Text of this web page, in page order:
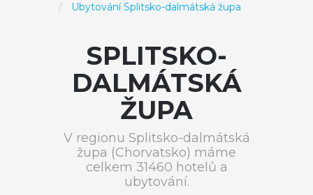
Ubytování Splitsko-dalmátská župa
SPLITSKO-
DALMÁTSKÁ
ŽUPA
V regionu Splitsko-dalmátská
župa (Chorvatsko) máme
celkem 31460 hotelů a
ubytování.